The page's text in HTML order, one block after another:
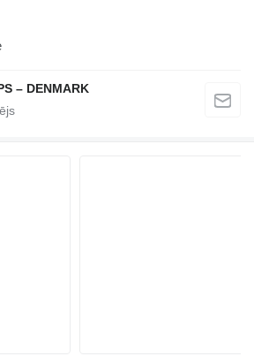
– DENMARK